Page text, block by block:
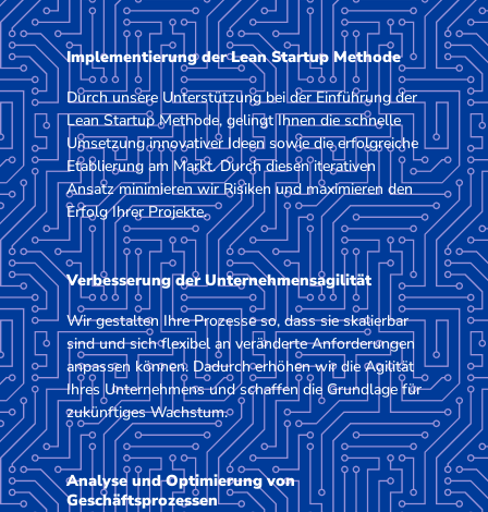
Implementierung der Lean Startup Methode
Durch unsere Unterstützung bei der Einführung der
Lean Startup Methode, gelingt Ihnen die schnelle
Umsetzung innovativer Ideen sowie die erfolgreiche
Etablierung am Markt. Durch diesen iterativen
Ansatz minimieren wir Risiken und maximieren den
Erfolg Ihrer Projekte.
Verbesserung der Unternehmensagilität
Wir gestalten Ihre Prozesse so, dass sie skalierbar
sind und sich flexibel an veränderte Anforderungen
anpassen können. Dadurch erhöhen wir die Agilität
Ihres Unternehmens und schaffen die Grundlage für
zukünftiges Wachstum.
Analyse und Optimierung von
Geschäftsprozessen